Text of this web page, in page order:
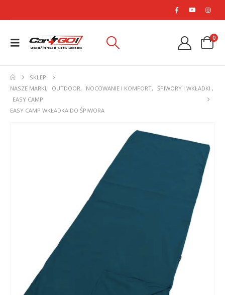
0
SKLEP
NASZE MARKI, OUTDOOR, NOCOWANIE I KOMFORT, ŚPIWORY I WKŁADKI ,
EASY CAMP
EASY CAMP WKŁADKA DO ŚPIWORA